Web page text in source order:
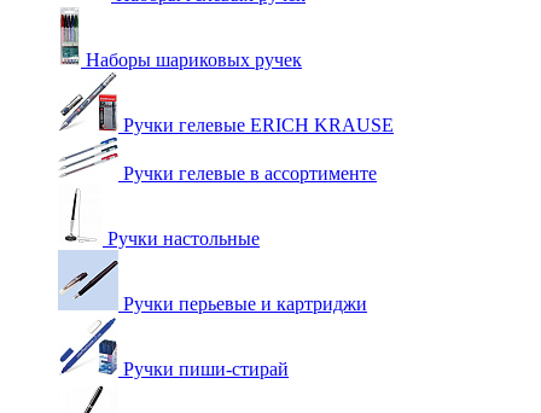
Наборы шариковых ручек
Ручки гелевые ERICH KRAUSE
Ручки гелевые в ассортименте
Ручки настольные
Ручки перьевые и картриджи
Ручки пиши-стирай